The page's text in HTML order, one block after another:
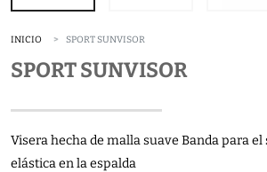
INICIO SPORT SUNVISOR
SPORT SUNVISOR
Visera hecha de malla suave Banda para el
elástica en la espalda